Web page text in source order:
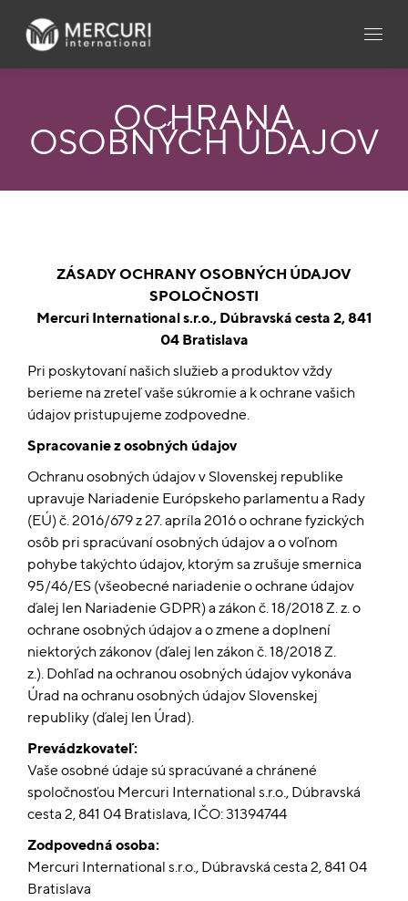
OCHRANA
OSOBNÝCH ÚDAJOV
ZÁSADY OCHRANY OSOBNÝCH ÚDAJOV
SPOLOČNOSTI
Mercuri International s.r.o., Dúbravská cesta 2, 841
04 Bratislava
Pri poskytovaní našich služieb a produktov vždy
berieme na zreteľ vaše súkromie a k ochrane vašich
údajov pristupujeme zodpovedne.
Spracovanie z osobných údajov
Ochranu osobných údajov v Slovenskej republike
upravuje Nariadenie Európskeho parlamentu a Rady
(EÚ) č. 2016/679 z 27. apríla 2016 o ochrane fyzických
osôb pri spracúvaní osobných údajov a o voľnom
pohybe takýchto údajov, ktorým sa zrušuje smernica
95/46/ES (všeobecné nariadenie o ochrane údajov
ďalej len Nariadenie GDPR) a zákon č. 18/2018 Z. z. o
ochrane osobných údajov a o zmene a doplnení
niektorých zákonov (ďalej len zákon č. 18/2018 Z.
z.). Dohľad na ochranou osobných údajov vykonáva
Úrad na ochranu osobných údajov Slovenskej
republiky (ďalej len Úrad).
Prevádzkovateľ:
Vaše osobné údaje sú spracúvané a chránené
spoločnosťou Mercuri International s.r.o., Dúbravská
cesta 2, 841 04 Bratislava, IČO: 31394744
Zodpovedná osoba:
Mercuri International s.r.o., Dúbravská cesta 2, 841 04
Bratislava